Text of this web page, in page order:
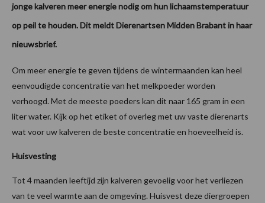
jonge kalveren meer energie nodig om hun lichaamstemperatuur
op peil te houden. Dit meldt Dierenartsen Midden Brabant in haar
nieuwsbrief.
Om meer energie te geven tijdens de wintermaanden kan heel
eenvoudigde concentratie van het melkpoeder worden
verhoogd. Met de meeste poeders kan dit naar 165 gram in een
liter water. Kijk op het etiket of overleg met uw vaste dierenarts
wat voor uw kalveren de beste concentratie en hoeveelheid is.
Huisvesting
Tot 4 maanden leeftijd zijn kalveren gevoelig voor het verliezen
van te veel warmte aan de omgeving. Huisvest deze diergroepen